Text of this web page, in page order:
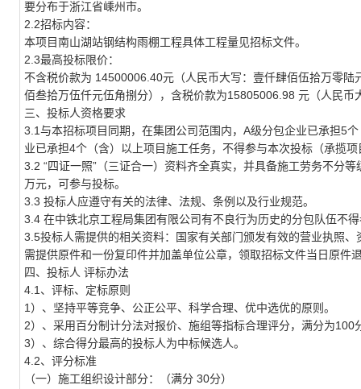
要分布于浙江省嵊州市。
2.2招标内容：
本项目南山湖站钢结构雨棚工程具体工程量见招标文件。
2.3最高投标限价：
不含税价款为 14500006.40元（人民币大写：壹仟肆佰伍拾万零
佰叁拾万伍仟元伍角捌分），含税价款为15805006.98 元（人民
三、投标人资格要求
3.1与本招标项目同期，在集团公司范围内，A级分包企业已承担5
业已承担4个（含）以上项目施工任务，不得参与本次投标（承揽
3.2 “四证一照”（三证合一）资料齐全真实，并具备施工劳务不分
万元，可参与投标。
3.3 投标人应遵守有关的法律、法规、条例以及行业规范。
3.4 在中铁北京工程局集团有限公司有不良行为历史的分包队伍不
3.5投标人需提供的相关资料：国家有关部门颁发有效的营业执照
需提供原件和一份复印件并加盖单位公章，领取招标文件当日原件
四、投标人 评标办法
4.1、评标、定标原则
1）、坚持平等竞争、公正公平、科学合理、优中选优的原则。
2）、采用百分制计分法对报价、施组等指标合理评分，满分为
3）、综合得分最高的投标人为中标候选人。
4.2、评分标准
（一）施工组织设计部分：（满分 30分）